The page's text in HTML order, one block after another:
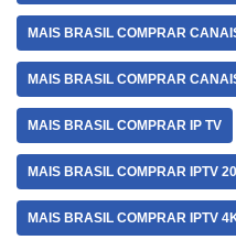
MAIS BRASIL COMPRAR
MAIS BRASIL COMPRAR
MAIS BRASIL COMPRAR IP TV
MAIS BRASIL COMPRAR IPTV
MAIS BRASIL COMPRAR IPTV